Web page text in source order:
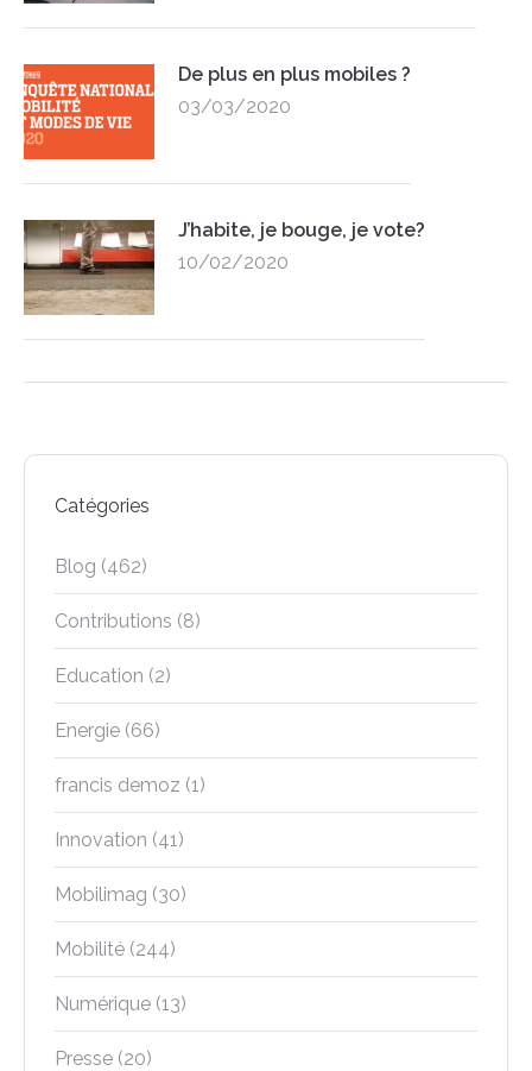
De plus en plus mobiles ?
03/03/2020
J’habite, je bouge, je vote?
10/02/2020
Catégories
Blog (462)
Contributions (8)
Education (2)
Energie (66)
francis demoz (1)
Innovation (41)
Mobilimag (30)
Mobilité (244)
Numérique (13)
Presse (20)